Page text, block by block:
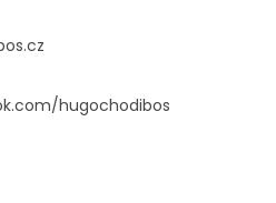
hugochodibos